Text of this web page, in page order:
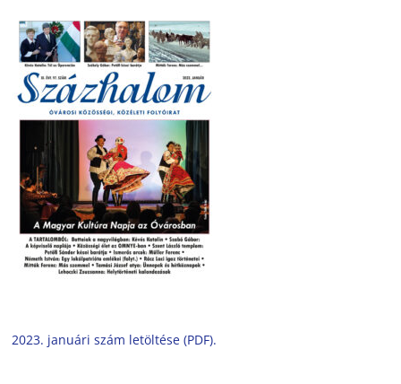
2023. januári szám letöltése (PDF).